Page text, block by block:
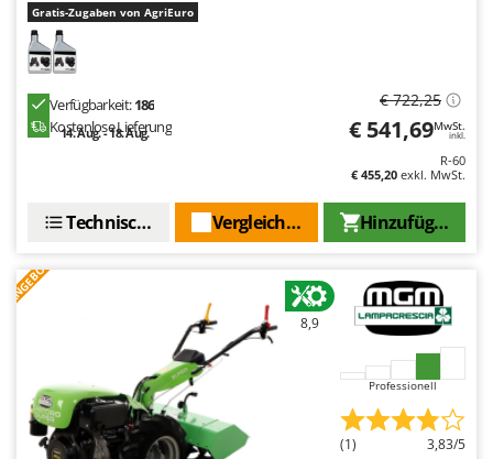
Gratis-Zugaben von AgriEuro
Verfügbarkeit:186
Kostenlose Lieferung
14. Aug. - 18. Aug.
€ 722,25
€ 541,69MwSt.
inkl.
R-60
€ 455,20 exkl. MwSt.
Hinzufügen
Vergleichen Sie
Technische Daten
ANGEBOT
8,9
Professionell
(1) 3,83/5